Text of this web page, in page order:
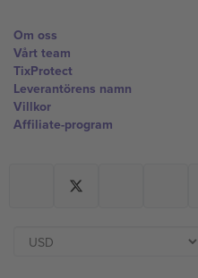
Om oss
Vårt team
TixProtect
Leverantörens namn
Villkor
Affiliate-program